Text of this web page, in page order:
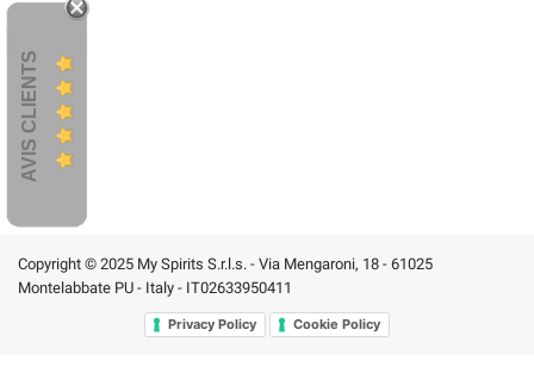
AVIS CLIENTS
Copyright © 2025 My Spirits S.r.l.s. - Via Mengaroni, 18 - 61025
Montelabbate PU - Italy - IT02633950411
Privacy Policy Cookie Policy